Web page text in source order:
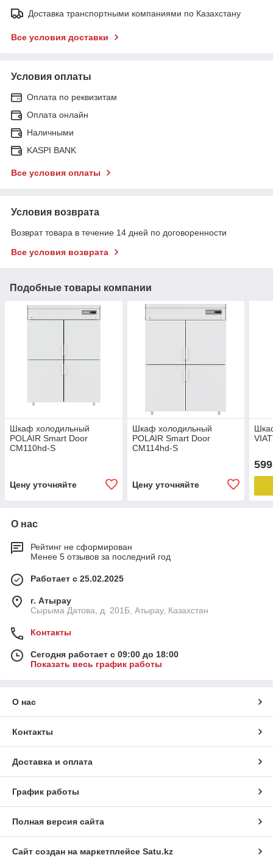
Доставка транспортными компаниями по Казахстану
Все условия доставки
Условия оплаты
Оплата по реквизитам
Оплата онлайн
Наличными
KASPI BANK
Все условия оплаты
Условия возврата
Возврат товара в течение 14 дней по договоренности
Все условия возврата
Подобные товары компании
Шкаф холодильный
POLAIR Smart Door
CM110hd-S
Цену уточняйте
Шкаф холодильный
POLAIR Smart Door
CM114hd-S
Цену уточняйте
О нас
Рейтинг не сформирован
Менее 5 отзывов за последний год
Работает с 25.02.2025
г. Атырау
Сырыма Датова, д. 201Б, Атырау, Казахстан
Контакты
Сегодня работает с 09:00 до 18:00
Показать весь график работы
О нас
Контакты
Доставка и оплата
График работы
Полная версия сайта
Сайт создан на маркетплейсе Satu.kz